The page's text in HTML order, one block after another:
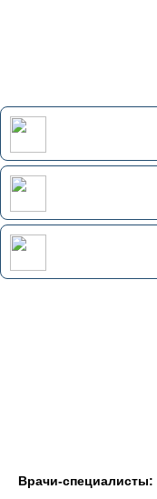
Врачи-специалисты: